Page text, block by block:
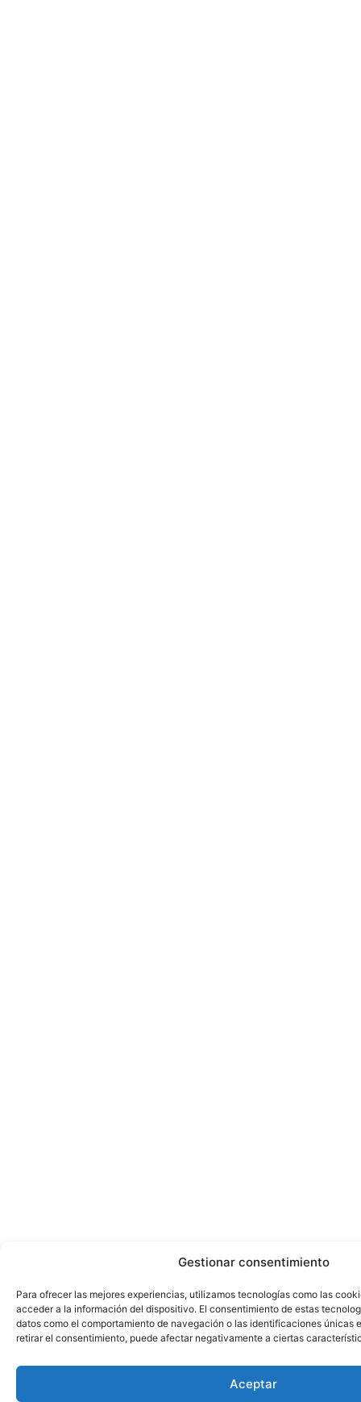
Gestionar consentimiento
Para ofrecer las mejores experiencias, utilizamos tecnologías como las
acceder a la información del dispositivo. El consentimiento de estas
datos como el comportamiento de navegación o las identificaciones únicas
retirar el consentimiento, puede afectar negativamente a ciertas
Aceptar